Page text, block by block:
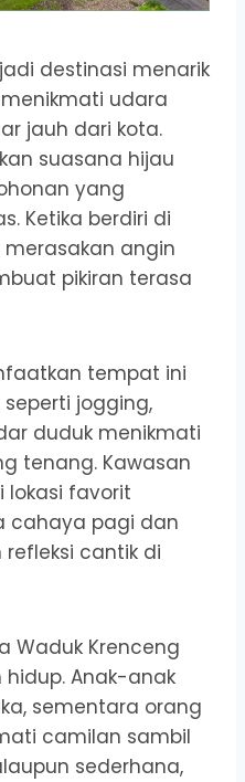
destinasi menarik
udara
jauh dari kota.
suasana hijau
yang
Ketika berdiri di
angin
pikiran terasa
tempat ini
jogging,
duduk menikmati
tenang. Kawasan
lokasi favorit
cahaya pagi dan
cantik di
Waduk Krenceng
Anak-anak
sementara orang
camilan sambil
sederhana,